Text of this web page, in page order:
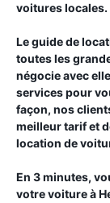
voitures locales.
Le guide de
toutes les
négocie avec
services pour
façon, nos
meilleur tarif et
location de
En 3 minutes,
votre voiture à